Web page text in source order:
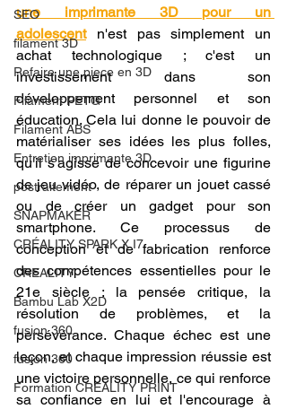
SEO
filament 3D
Refaire une piece en 3D
Filament PETG
Filament ABS
Entretien imprimante 3D
postraitement
SNAPMAKER
CRÉALITY SPARK X I7
CREALITY
Bambu Lab X2D
fusion 360
fusion 360
Formation CREALITY PRINT
une imprimante 3D pour un
adolescent n'est pas simplement un
achat technologique ; c'est un
investissement dans son
développement personnel et son
éducation. Cela lui donne le pouvoir de
matérialiser ses idées les plus folles,
qu'il s'agisse de concevoir une figurine
de jeu vidéo, de réparer un jouet cassé
ou de créer un gadget pour son
smartphone. Ce processus de
conception et de fabrication renforce
des compétences essentielles pour le
21e siècle : la pensée critique, la
résolution de problèmes, et la
persévérance. Chaque échec est une
leçon, et chaque impression réussie est
une victoire personnelle, ce qui renforce
sa confiance en lui et l'encourage à